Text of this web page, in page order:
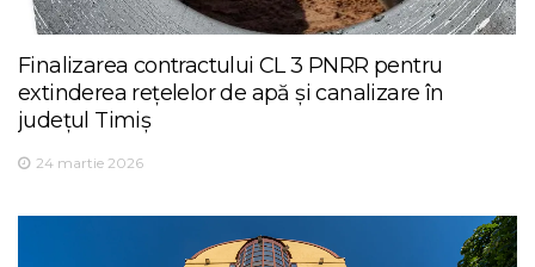
Finalizarea contractului CL 3 PNRR pentru
extinderea rețelelor de apă și canalizare în
județul Timiș
24 martie 2026